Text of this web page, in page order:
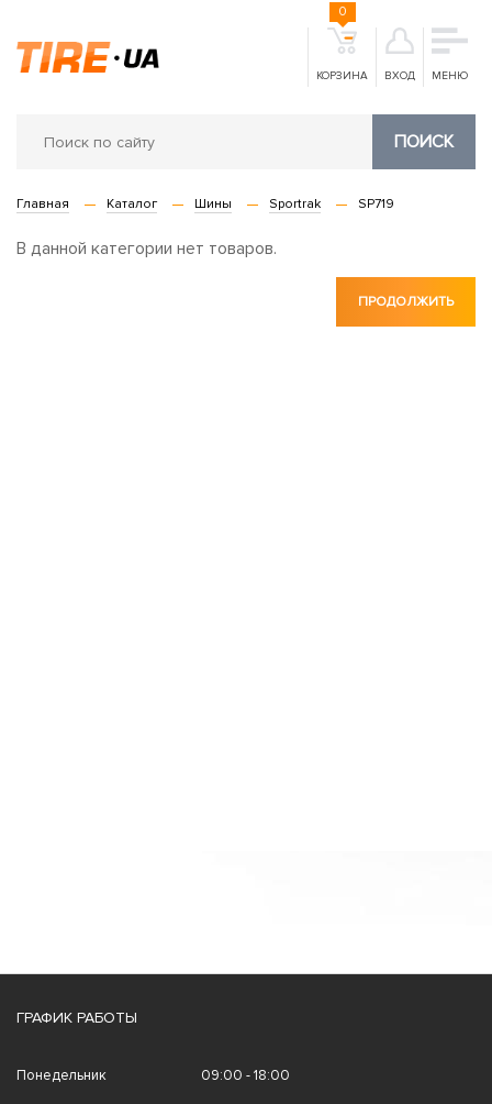
КОРЗИНА
0
ВХОД МЕНЮ
ПОИСК
Главная Каталог Шины Sportrak SP719
В данной категории нет товаров.
ПРОДОЛЖИТЬ
ГРАФИК РАБОТЫ
Понедельник 09:00 - 18:00